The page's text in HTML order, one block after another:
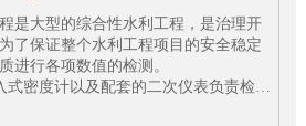
是大型的综合性水利工程，是治理开
了保证整个水利工程项目的安全稳定
进行各项数值的检测。
式密度计以及配套的二次仪表负责检测